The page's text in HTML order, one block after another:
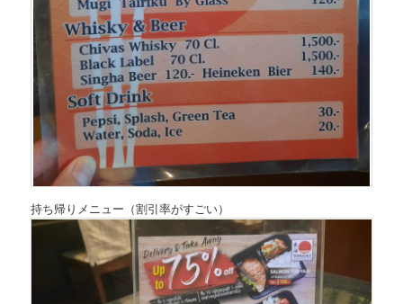
持ち帰りメニュー（割引率がすごい）